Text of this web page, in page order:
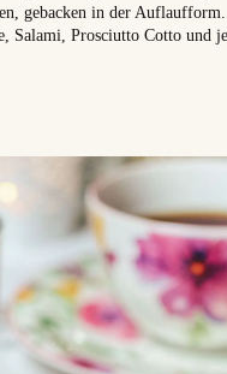
gebacken in der
Salami, Prosciutto Cotto und